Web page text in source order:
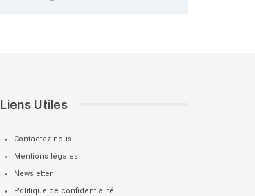
Liens Utiles
Contactez-nous
Mentions légales
Newsletter
Politique de confidentialité